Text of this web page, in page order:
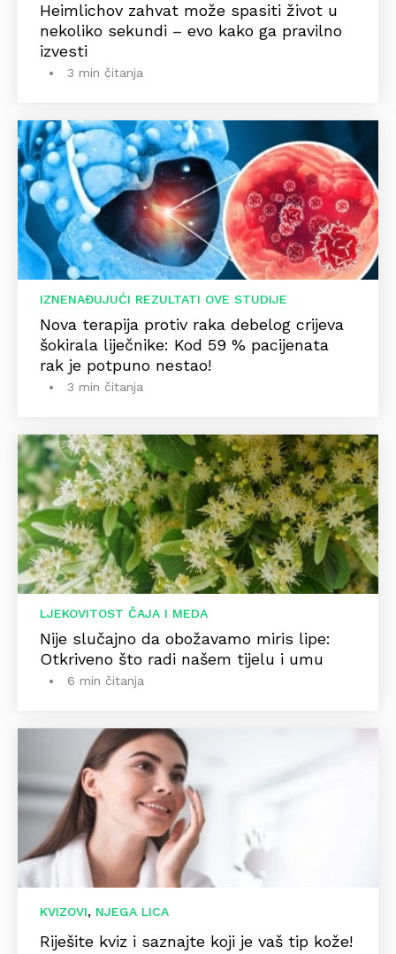
Heimlichov zahvat može spasiti život u
nekoliko sekundi – evo kako ga pravilno
izvesti
3 min čitanja
IZNENAĐUJUĆI REZULTATI OVE STUDIJE
Nova terapija protiv raka debelog crijeva
šokirala liječnike: Kod 59 % pacijenata
rak je potpuno nestao!
3 min čitanja
LJEKOVITOST ČAJA I MEDA
Nije slučajno da obožavamo miris lipe:
Otkriveno što radi našem tijelu i umu
6 min čitanja
KVIZOVI, NJEGA LICA
Riješite kviz i saznajte koji je vaš tip kože!